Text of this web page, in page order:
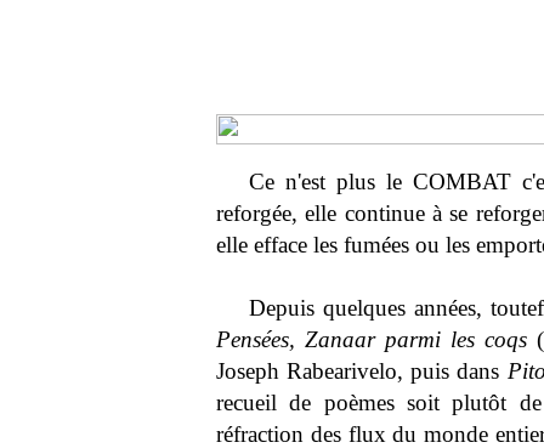
Ce n'est plus le COMBAT
reforgée, elle continue à se
elle efface les fumées ou les
Depuis quelques années,
Pensées, Zanaar parmi les coqs
Joseph Rabearivelo, puis dans
recueil de poèmes soit plutôt
réfraction des flux du monde